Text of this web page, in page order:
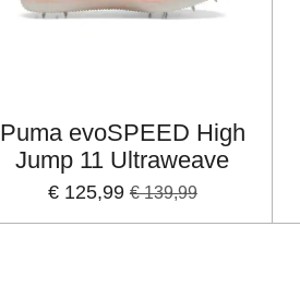
Puma evoSPEED High
Jump 11 Ultraweave
€ 125,99 € 139,99